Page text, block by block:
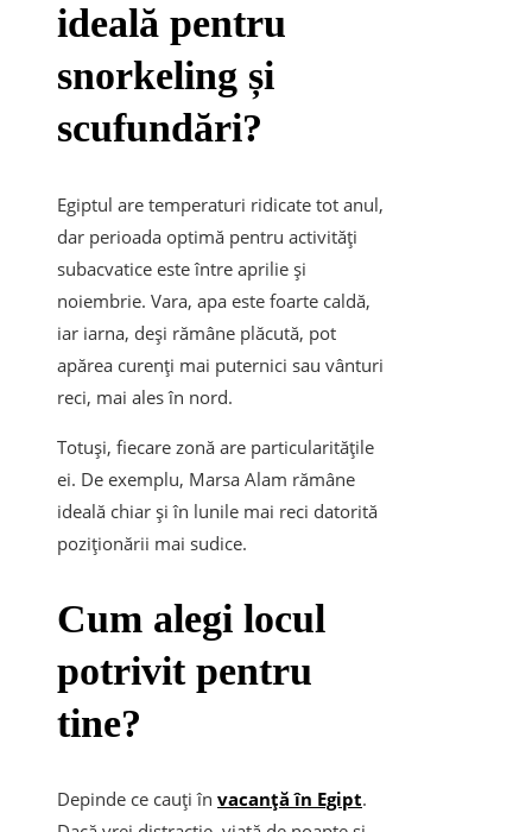
ideală pentru
snorkeling și
scufundări?
Egiptul are temperaturi ridicate tot anul,
dar perioada optimă pentru activități
subacvatice este între aprilie și
noiembrie. Vara, apa este foarte caldă,
iar iarna, deși rămâne plăcută, pot
apărea curenți mai puternici sau vânturi
reci, mai ales în nord.
Totuși, fiecare zonă are particularitățile
ei. De exemplu, Marsa Alam rămâne
ideală chiar și în lunile mai reci datorită
poziționării mai sudice.
Cum alegi locul
potrivit pentru
tine?
Depinde ce cauți în vacanță în Egipt.